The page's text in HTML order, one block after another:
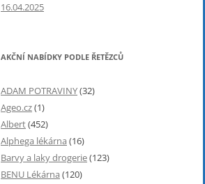
16.04.2025
AKČNÍ NABÍDKY PODLE ŘETĚZCŮ
ADAM POTRAVINY(32)
Ageo.cz(1)
Albert(452)
Alphega lékárna (16)
Barvy a laky drogerie(123)
BENU Lékárna (120)